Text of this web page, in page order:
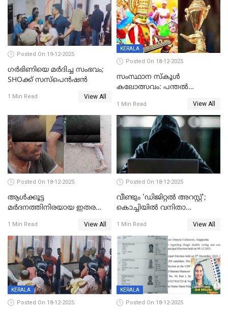
Posted On 19-12-2025
ഗര്‍ഭിണിയെ മർദിച്ച സംഭവം;
SHOക്ക് സസ്പെൻഷൻ
1 Min Read View All
KERALA
Posted On 18-12-2025
സംസ്ഥാന സ്കൂൾ
കലോത്സവം: പന്തൽ
1 Min Read View All
Posted On 18-12-2025
ആൾക്കൂട്ട
മർദനത്തിനിരയായ ഇതര
നടുക്കുന്ന സംഭവം
വാളയാറിൽ
1 Min Read View All
Posted On 18-12-2025
വീണ്ടും 'ഡിജിറ്റല്‍ അറസ്റ്റ്';
കൊച്ചിയില്‍ വനിതാ
കോടി രൂപ
1 Min Read View All
KERALA
Posted On 18-12-2025
KERALA
Posted On 18-12-2025